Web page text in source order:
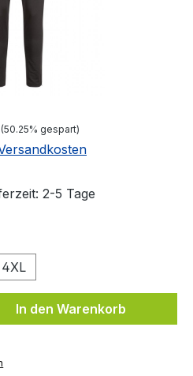
Preis:
(50.25% gespart)
2-5 Tage
4XL
den
In den Warenkorb